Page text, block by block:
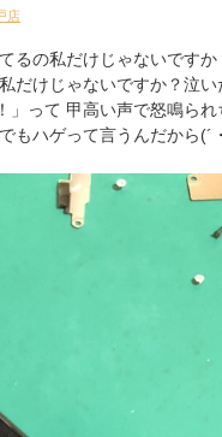
店
るの私だけじゃないですか
だけじゃないですか？泣い
って 甲高い声で怒鳴られ
もハゲって言うんだから(´